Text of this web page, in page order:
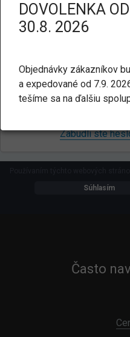
Zabudli ste
Súhlasím
Často
DOVOLENKA
30.8. 2026
Objednávky zákazníkov
a expedované od 7.9.
tešíme sa na ďalšiu